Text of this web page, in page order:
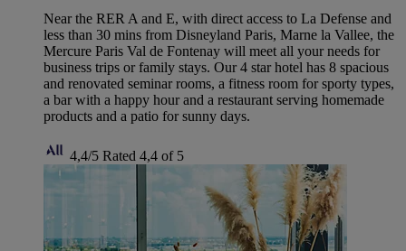
Near the RER A and E, with direct access to La Defense and
less than 30 mins from Disneyland Paris, Marne la Vallee, the
Mercure Paris Val de Fontenay will meet all your needs for
business trips or family stays. Our 4 star hotel has 8 spacious
and renovated seminar rooms, a fitness room for sporty types,
a bar with a happy hour and a restaurant serving homemade
products and a patio for sunny days.
4,4/5 Rated 4,4 of 5